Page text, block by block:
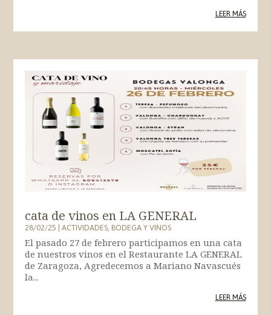
LEER MÁS
cata de vinos en LA GENERAL
28/02/25|ACTIVIDADES,BODEGA Y VINOS
El pasado 27 de febrero participamos en una cata
de nuestros vinos en el Restaurante LA GENERAL
de Zaragoza, Agredecemos a Mariano Navascués
la...
LEER MÁS